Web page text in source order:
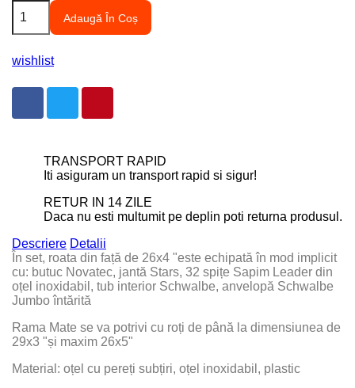
Adaugă În Coș
wishlist
TRANSPORT RAPID
Iti asiguram un transport rapid si sigur!
RETUR IN 14 ZILE
Daca nu esti multumit pe deplin poti returna produsul.
Descriere Detalii
În set, roata din față de 26x4 "este echipată în mod implicit
cu: butuc Novatec, jantă Stars, 32 spițe Sapim Leader din
oțel inoxidabil, tub interior Schwalbe, anvelopă Schwalbe
Jumbo întărită
Rama Mate se va potrivi cu roți de până la dimensiunea de
29x3 "și maxim 26x5"
Material: oțel cu pereți subțiri, oțel inoxidabil, plastic